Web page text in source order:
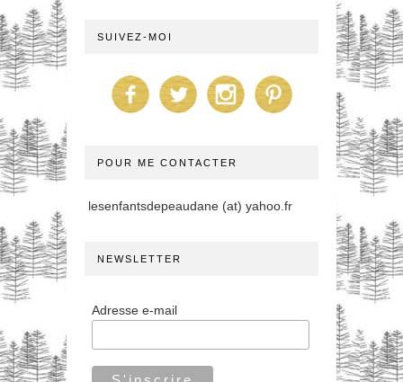
SUIVEZ-MOI
POUR ME CONTACTER
lesenfantsdepeaudane (at) yahoo.fr
NEWSLETTER
Adresse e-mail